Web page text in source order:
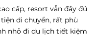
cấp, resort vẫn đầy đủ
di chuyển, rất phù
nhỏ đi du lịch tiết kiệm